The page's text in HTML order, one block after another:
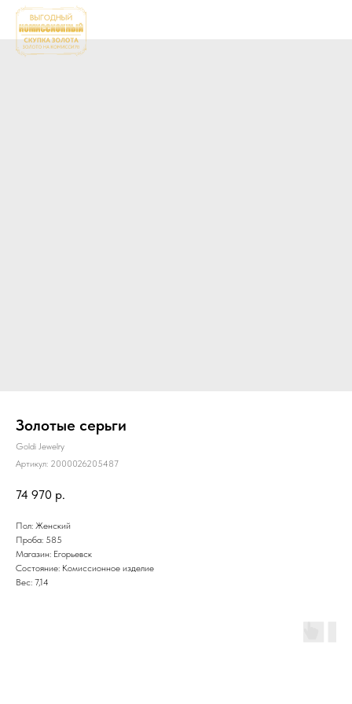
Золотые серьги
Goldi Jewelry
Артикул: 2000026205487
74 970 р.
Пол: Женский
Проба: 585
Магазин: Егорьевск
Состояние: Комиссионное изделие
Вес: 7,14